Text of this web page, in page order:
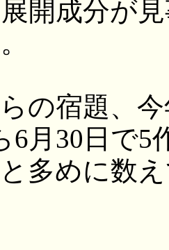
開成分が
の宿題、
6月30日で
多めに数